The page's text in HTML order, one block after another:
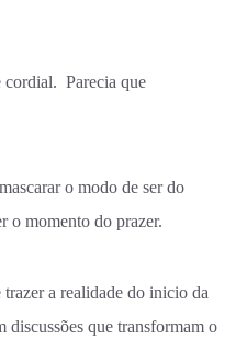
cordial. Parecia que
o modo de ser do
o momento do prazer.
a realidade do inicio da
discussões que transformam o